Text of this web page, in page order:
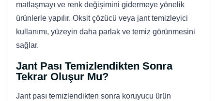
matlaşmayı ve renk değişimini gidermeye yönelik
ürünlerle yapılır. Oksit çözücü veya jant temizleyici
kullanımı, yüzeyin daha parlak ve temiz görünmesini
sağlar.
Jant Pası Temizlendikten Sonra
Tekrar Oluşur Mu?
Jant pası temizlendikten sonra koruyucu ürün